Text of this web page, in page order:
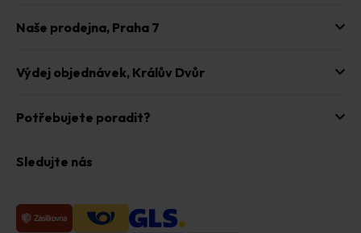
Naše prodejna, Praha 7
Výdej objednávek, Králův Dvůr
Potřebujete poradit?
Sledujte nás